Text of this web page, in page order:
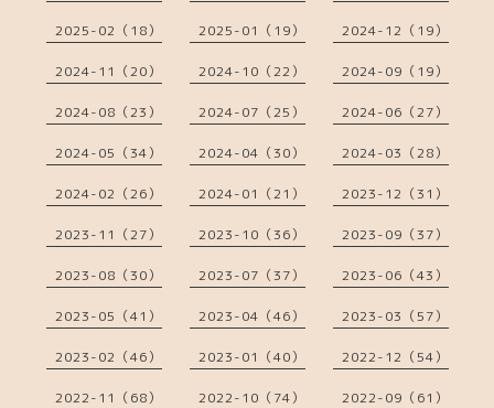
2025-02（18） 2025-01（19） 2024-12（19）
2024-11（20） 2024-10（22） 2024-09（19）
2024-08（23） 2024-07（25） 2024-06（27）
2024-05（34） 2024-04（30） 2024-03（28）
2024-02（26） 2024-01（21） 2023-12（31）
2023-11（27） 2023-10（36） 2023-09（37）
2023-08（30） 2023-07（37） 2023-06（43）
2023-05（41） 2023-04（46） 2023-03（57）
2023-02（46） 2023-01（40） 2022-12（54）
2022-11（68） 2022-10（74） 2022-09（61）